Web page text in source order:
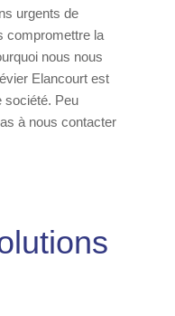
urgents de
compromettre la
nous nous
Elancourt est
société. Peu
à nous contacter